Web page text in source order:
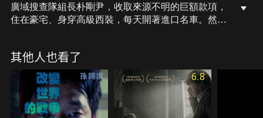
廣域搜查隊組長朴剛尹，收取來源不明的巨額款項，
住在豪宅、身穿高級西裝，每天開著進口名車。然
的兩人在一起調查新型毒品案件的過程中，朴剛尹發
現崔旻載是名負責監視自己的警察，而崔旻載也漸漸
接近了隱藏在朴剛尹背後警察組織的秘密……
其他人也看了
6.8